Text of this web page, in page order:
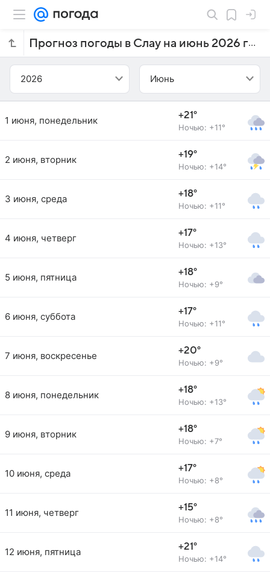
Прогноз погоды в Слау на июнь 2026 года
2026 Июнь
1 июня, понедельник +21°
Ночью: +11°
2 июня, вторник +19°
Ночью: +14°
3 июня, среда +18°
Ночью: +11°
4 июня, четверг +17°
Ночью: +13°
5 июня, пятница +18°
Ночью: +9°
6 июня, суббота +17°
Ночью: +11°
7 июня, воскресенье +20°
Ночью: +9°
8 июня, понедельник +18°
Ночью: +13°
9 июня, вторник +18°
Ночью: +7°
10 июня, среда +17°
Ночью: +8°
11 июня, четверг +15°
Ночью: +8°
12 июня, пятница +21°
Ночью: +14°